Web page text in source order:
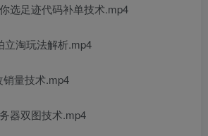
选足迹代码补单技术.mp4
立淘玩法解析.mp4
量技术.mp4
器双图技术.mp4